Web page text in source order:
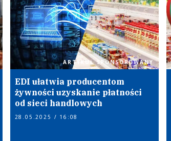
ARTYKUŁ SPONSOROWANY
EDI ułatwia producentom
żywności uzyskanie płatności
od sieci handlowych
28.05.2025 / 16:08